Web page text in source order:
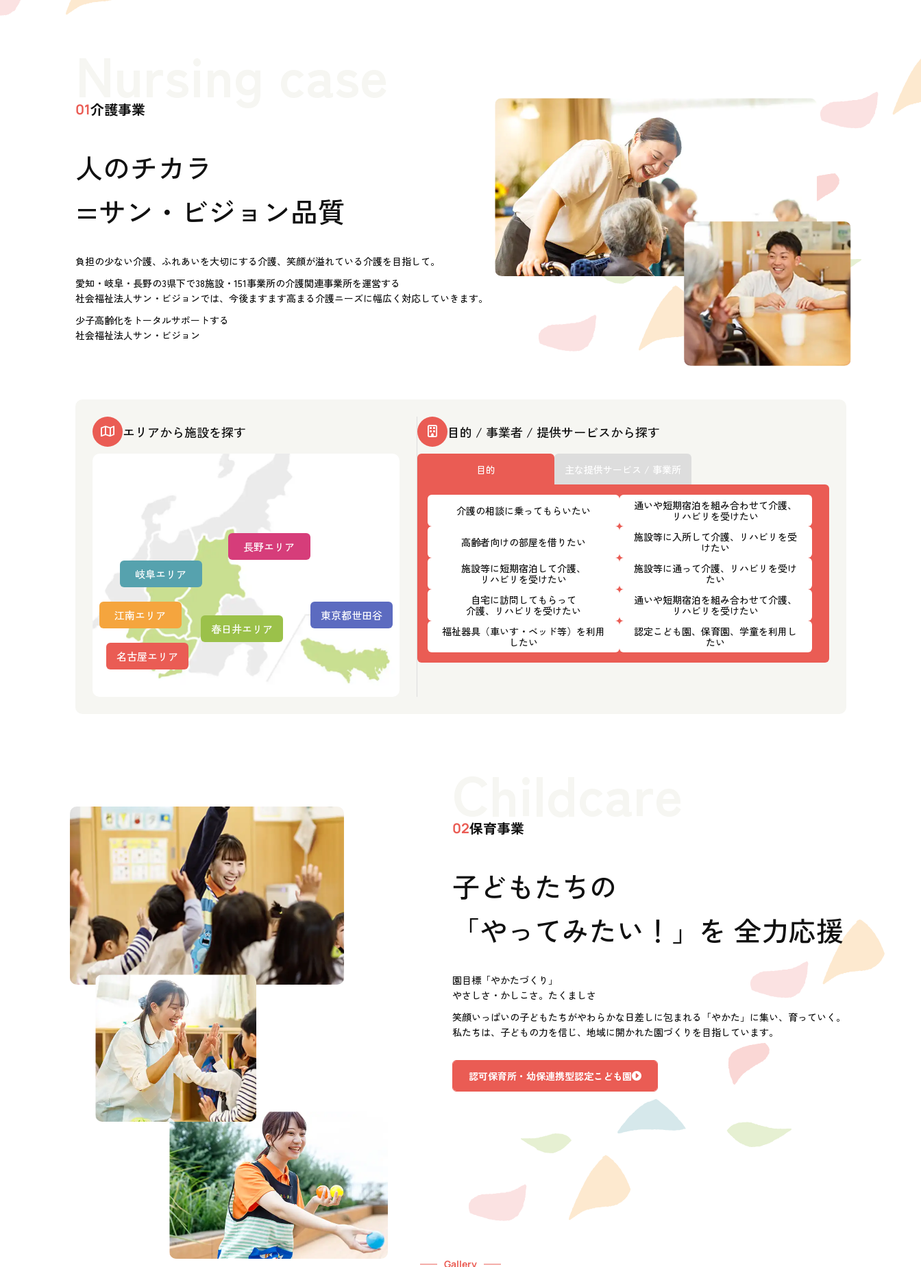
01介護事業
人のチカラ
=サン・ビジョン品質
負担の少ない介護、ふれあいを大切にする介護、笑顔が溢れている介護を目指して。
愛知・岐阜・長野の3県下で38施設・151事業所の介護関連事業所を運営する
社会福祉法人サン・ビジョンでは、今後ますます高まる介護ニーズに幅広く対応していきます。
少子高齢化をトータルサポートする
社会福祉法人サン・ビジョン
エリアから施設を探す
名古屋エリア
江南エリア
春日井エリア
岐阜エリア
長野エリア
東京都世田谷
目的 / 事業者 / 提供サービスから探す
目的 主な提供サービス / 事業所
介護の相談に乗ってもらいたい
通いや短期宿泊を組み合わせて介護、
リハビリを受けたい
高齢者向けの部屋を借りたい
施設等に入所して介護、リハビリを受
けたい
施設等に短期宿泊して介護、
リハビリを受けたい
施設等に通って介護、リハビリを受け
たい
自宅に訪問してもらって
介護、リハビリを受けたい
通いや短期宿泊を組み合わせて介護、
リハビリを受けたい
福祉器具（車いす・ベッド等）を利用
したい
認定こども園、保育園、学童を利用し
たい
02保育事業
子どもたちの
「やってみたい！」を 全力応援
園目標「やかたづくり」
やさしさ・かしこさ。たくましさ
笑顔いっぱいの子どもたちがやわらかな日差しに包まれる「やかた」に集い、育っていく。
私たちは、子どもの力を信じ、地域に開かれた園づくりを目指しています。
認可保育所・幼保連携型認定こども園
Gallery